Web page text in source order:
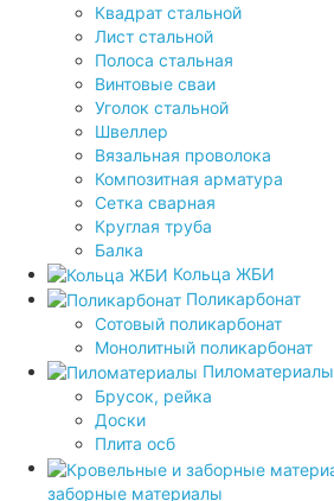
Квадрат стальной
Лист стальной
Полоса стальная
Винтовые сваи
Уголок стальной
Швеллер
Вязальная проволока
Композитная арматура
Сетка сварная
Круглая труба
Балка
Кольца ЖБИ
Поликарбонат
Сотовый поликарбонат
Монолитный поликарбонат
Пиломатериалы
Брусок, рейка
Доски
Плита осб
заборные материалы